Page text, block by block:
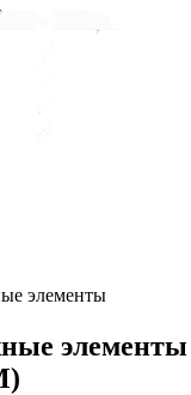
элементы